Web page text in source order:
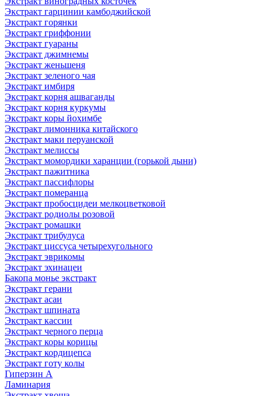
Экстракт гарцинии камбоджийской
Экстракт горянки
Экстракт гриффонии
Экстракт гуараны
Экстракт джимнемы
Экстракт женьшеня
Экстракт зеленого чая
Экстракт имбиря
Экстракт корня ашваганды
Экстракт корня куркумы
Экстракт коры йохимбе
Экстракт лимонника китайского
Экстракт маки перуанской
Экстракт мелиссы
Экстракт момордики харанции (горькой дыни)
Экстракт пажитника
Экстракт пассифлоры
Экстракт померанца
Экстракт пробосцидеи мелкоцветковой
Экстракт родиолы розовой
Экстракт ромашки
Экстракт трибулуса
Экстракт циссуса четырехугольного
Экстракт эврикомы
Экстракт эхинацеи
Бакопа монье экстракт
Экстракт герани
Экстракт асаи
Экстракт шпината
Экстракт кассии
Экстракт черного перца
Экстракт коры корицы
Экстракт кордицепса
Экстракт готу колы
Гиперзин А
Ламинария